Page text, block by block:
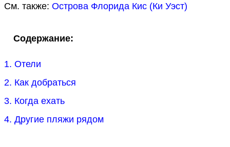
См. также: Острова Флорида Кис (Ки Уэст)
Содержание:
1. Отели
2. Как добраться
3. Когда ехать
4. Другие пляжи рядом